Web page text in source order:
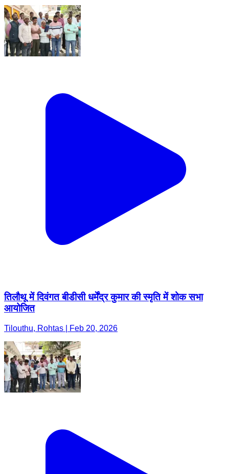
तिलौथू में दिवंगत बीडीसी धर्मेंद्र कुमार की स्मृति में शोक सभा
आयोजित
Tilouthu, Rohtas | Feb 20, 2026